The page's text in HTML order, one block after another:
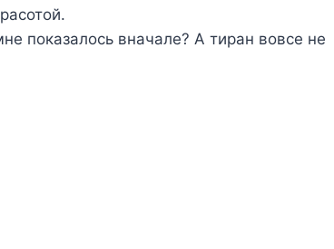
показалось вначале? А тиран вовсе не